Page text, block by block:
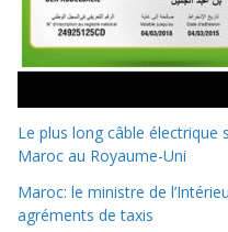
Le plus long câble électrique
Maroc au Royaume-Uni
Maroc: le ministre de
agréments de taxis